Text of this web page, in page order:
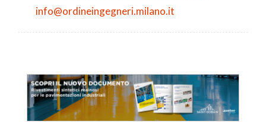
info@ordineingegneri.milano.it